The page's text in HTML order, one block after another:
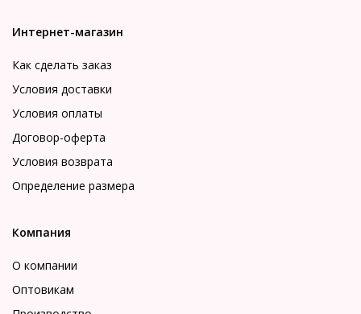
Интернет-магазин
Как сделать заказ
Условия доставки
Условия оплаты
Договор-оферта
Условия возврата
Определение размера
Компания
О компании
Оптовикам